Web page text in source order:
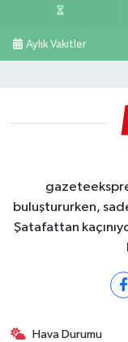
Aylık Vakitler
buluştururken,
Şatafattan
Hava Durumu